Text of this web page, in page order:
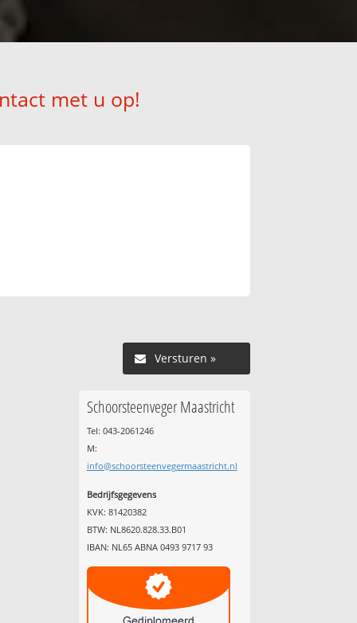
met u op!
Versturen »
Schoorsteenveger Maastricht
Tel: 043-2061246
M:
info@schoorsteenvegermaastricht.nl
Bedrijfsgegevens
KVK: 81420382
BTW: NL8620.828.33.B01
IBAN: NL65 ABNA 0493 9717 93